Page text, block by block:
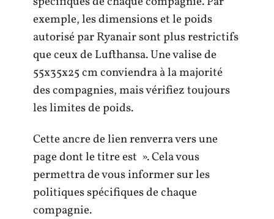
exemple, les dimensions et le poids
autorisé par Ryanair sont plus restrictifs
que ceux de Lufthansa. Une valise de
55x35x25 cm conviendra à la majorité
des compagnies, mais vérifiez toujours
les limites de poids.
Cette ancre de lien renverra vers une
page dont le titre est ». Cela vous
permettra de vous informer sur les
politiques spécifiques de chaque
compagnie.